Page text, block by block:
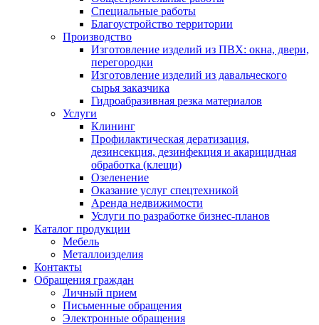
Специальные работы
Благоустройство территории
Производство
Изготовление изделий из ПВХ: окна, двери,
перегородки
Изготовление изделий из давальческого
сырья заказчика
Гидроабразивная резка материалов
Услуги
Клининг
Профилактическая дератизация,
дезинсекция, дезинфекция и акарицидная
обработка (клещи)
Озеленение
Оказание услуг спецтехникой
Аренда недвижимости
Услуги по разработке бизнес-планов
Каталог продукции
Мебель
Металлоизделия
Контакты
Обращения граждан
Личный прием
Письменные обращения
Электронные обращения